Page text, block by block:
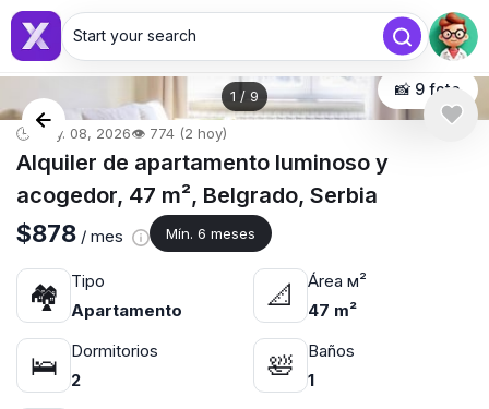
Start your search
1 / 9 📸 9 foto
🕒 may. 08, 2026👁️ 774 (2 hoy)
Alquiler de apartamento luminoso y
acogedor, 47 m², Belgrado, Serbia
$878 / mes Mín. 6 meses
🏘
Tipo
Apartamento
📐
Área м²
47 m²
🛌
Dormitorios
2
🛀
Baños
1